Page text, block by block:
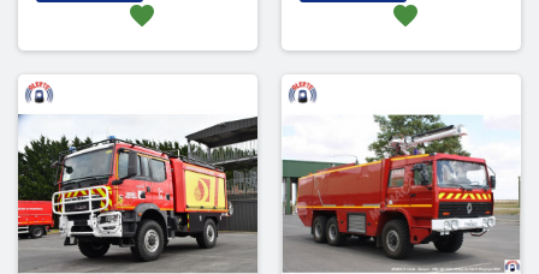
favorite favorite